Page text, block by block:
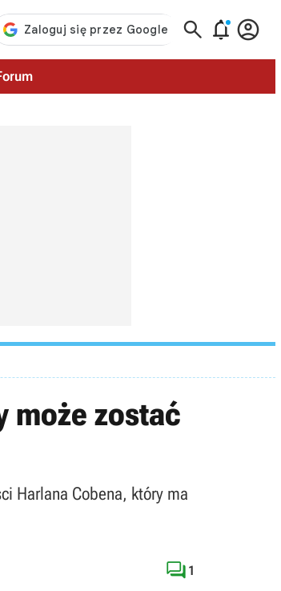
  
może zostać
Harlana Cobena, który ma
 1